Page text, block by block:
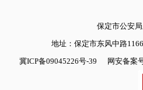
保定市公安
地址：保定市东风中路
冀ICP备09045226号-39
网安备案